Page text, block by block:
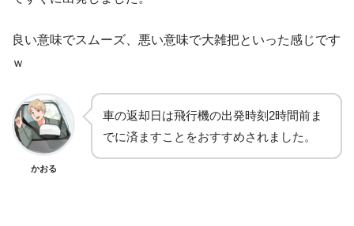
良い意味でスムーズ、悪い意味で大雑把といった感じです
ｗ
かおる
車の返却日は飛行機の出発時刻2時間前ま
でに済ますことをおすすめされました。